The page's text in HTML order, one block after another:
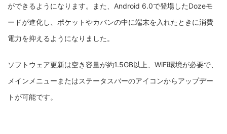
ができるようになります。また、Android 6.0で登場したDozeモ
ードが進化し、ポケットやカバンの中に端末を入れたときに消費
電力を抑えるようになりました。
ソフトウェア更新は空き容量が約1.5GB以上、WiFi環境が必要で、
メインメニューまたはステータスバーのアイコンからアップデー
トが可能です。